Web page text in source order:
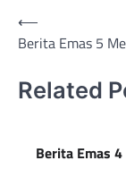
Post
navigation
⟵
Berita Emas 5
Related
Berita Emas